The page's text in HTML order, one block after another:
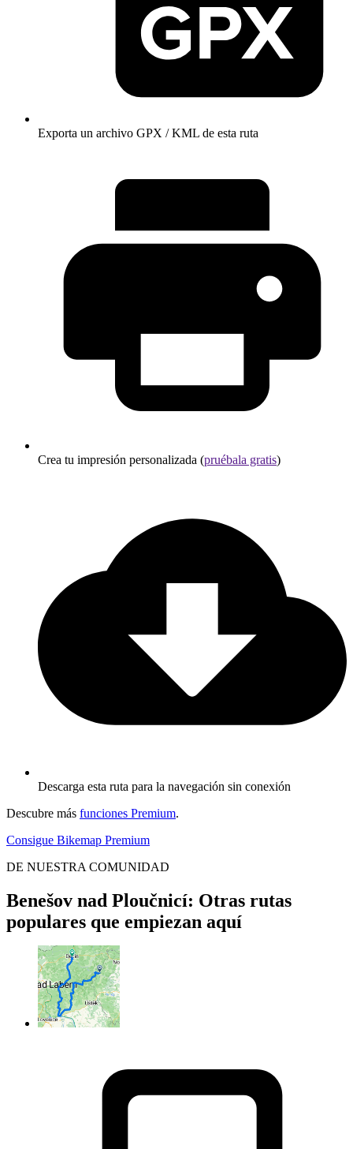
Exporta un archivo GPX / KML de esta ruta
Crea tu impresión personalizada (pruébala gratis)
Descarga esta ruta para la navegación sin conexión
Descubre más funciones Premium.
Consigue Bikemap Premium
DE NUESTRA COMUNIDAD
Benešov nad Ploučnicí: Otras rutas
populares que empiezan aquí